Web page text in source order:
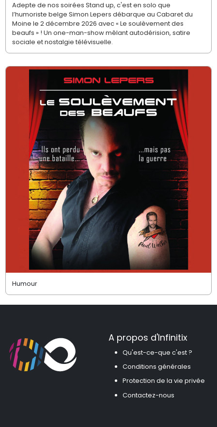
Adepte de nos soirées Stand up, c'est en solo que
l’humoriste belge Simon Lepers débarque au Cabaret du
Moine le 2 décembre 2026 avec « Le soulèvement des
beaufs » ! Un one-man-show mêlant autodérision, satire
sociale et nostalgie télévisuelle.
Humour
A propos d'Infinitix
Qu'est-ce-que c'est ?
Conditions générales
Protection de la vie privée
Contactez-nous